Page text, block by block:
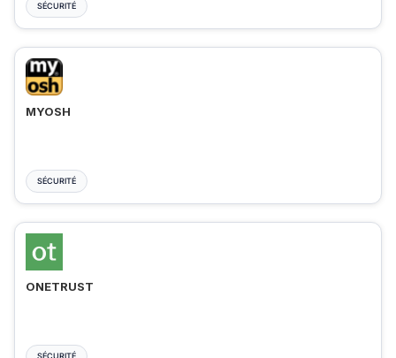
SÉCURITÉ
MYOSH
SÉCURITÉ
ONETRUST